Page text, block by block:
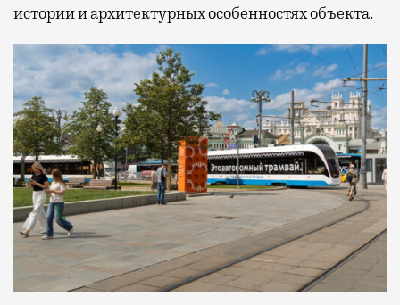
истории и архитектурных особенностях объекта.